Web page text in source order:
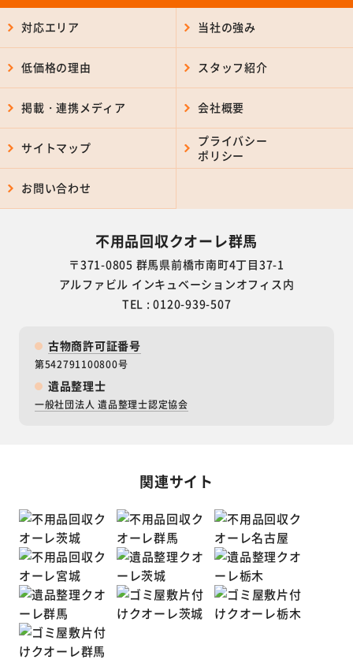
対応エリア 当社の強み
低価格の理由 スタッフ紹介
掲載・連携メディア 会社概要
サイトマップ
プライバシー
ポリシー
お問い合わせ
不用品回収クオーレ群馬
〒371-0805 群馬県前橋市南町4丁目37-1
アルファビル インキュベーションオフィス内
TEL : 0120-939-507
古物商許可証番号
第542791100800号
遺品整理士
一般社団法人 遺品整理士認定協会
関連サイト